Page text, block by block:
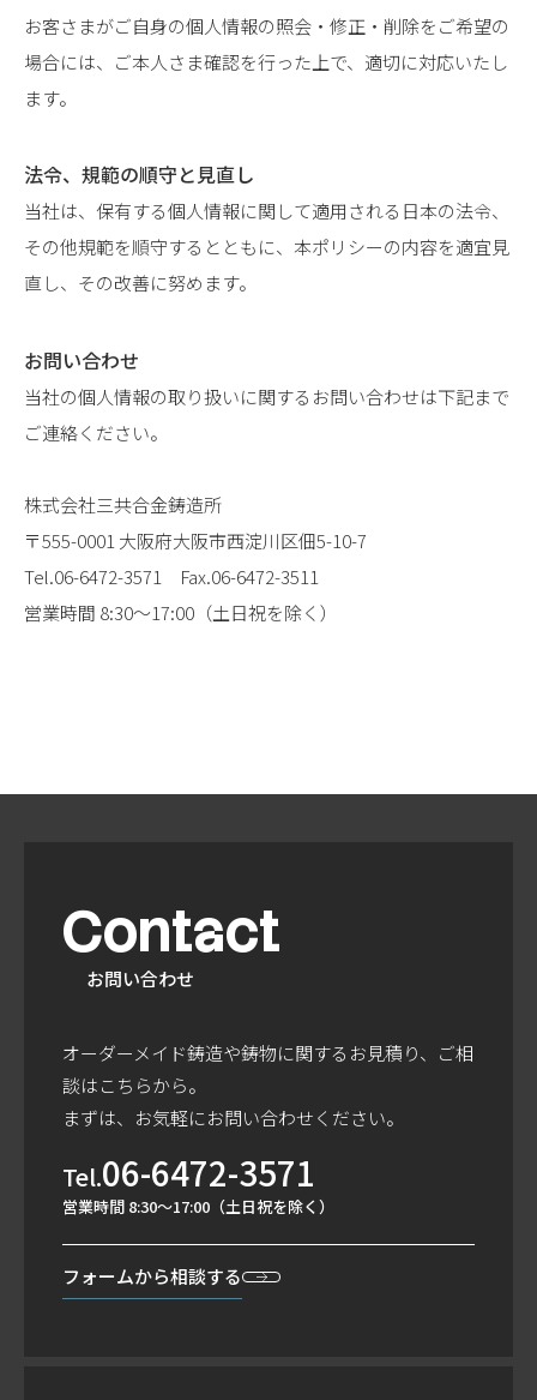
お客さまがご自身の個人情報の照会・修正・削除をご希望の
場合には、ご本人さま確認を行った上で、適切に対応いたし
ます。
法令、規範の順守と見直し
当社は、保有する個人情報に関して適用される日本の法令、
その他規範を順守するとともに、本ポリシーの内容を適宜見
直し、その改善に努めます。
お問い合わせ
当社の個人情報の取り扱いに関するお問い合わせは下記まで
ご連絡ください。
株式会社三共合金鋳造所
〒555-0001 大阪府大阪市西淀川区佃5-10-7
Tel.06-6472-3571
Fax.06-6472-3511
営業時間 8:30～17:00（土日祝を除く）
Contact
お問い合わせ
オーダーメイド鋳造や鋳物に関するお見積り、ご相
談はこちらから。
まずは、お気軽にお問い合わせください。
Tel.06-6472-3571
営業時間 8:30～17:00（土日祝を除く）
フォームから相談する